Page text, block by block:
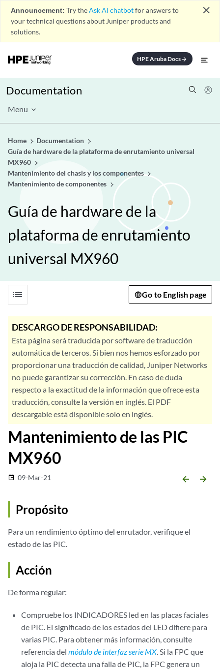
Announcement: Try theAsk AI chatbotfor answers to
your technical questions about Juniper products and
solutions.
close
HPE Aruba Docsarrow_forward
Documentation
Menu
Home
Documentation
Guía de hardware de la plataforma de enrutamiento universal
MX960
Mantenimiento del chasis y los componentes
Mantenimiento de componentes
Guía de hardware de la
plataforma de enrutamiento
universal MX960
list Go to English page
DESCARGO DE RESPONSABILIDAD:
Esta página será traducida por software de traducción
automática de terceros. Si bien nos hemos esforzado por
proporcionar una traducción de calidad, Juniper Networks
no puede garantizar su corrección. En caso de duda
respecto a la exactitud de la información que ofrece esta
traducción, consulte la versión en inglés. El PDF
descargable está disponible solo en inglés.
Mantenimiento de las PIC
MX960
date_range 09-Mar-21 arrow_backward arrow_forward
Propósito
Para un rendimiento óptimo del enrutador, verifique el
estado de las PIC.
Acción
De forma regular:
Compruebe los INDICADORES led en las placas faciales
de PIC. El significado de los estados del LED difiere para
varias PIC. Para obtener más información, consulte
referencia delmódulo de interfaz serie MX. Si la FPC que
aloja la PIC detecta una falla de PIC, la FPC genera un